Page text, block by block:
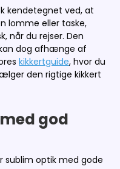
kendetegnet ved, at
lomme eller taske,
når du rejser. Den
dog afhænge af
kikkertguide, hvor du
den rigtige kikkert
god
sublim optik med gode